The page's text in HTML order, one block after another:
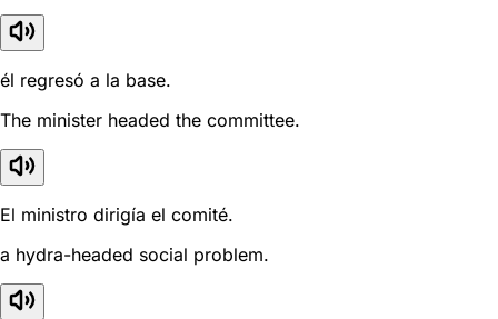
él regresó a la base.
The minister headed the committee.
El ministro dirigía el comité.
a hydra-headed social problem.